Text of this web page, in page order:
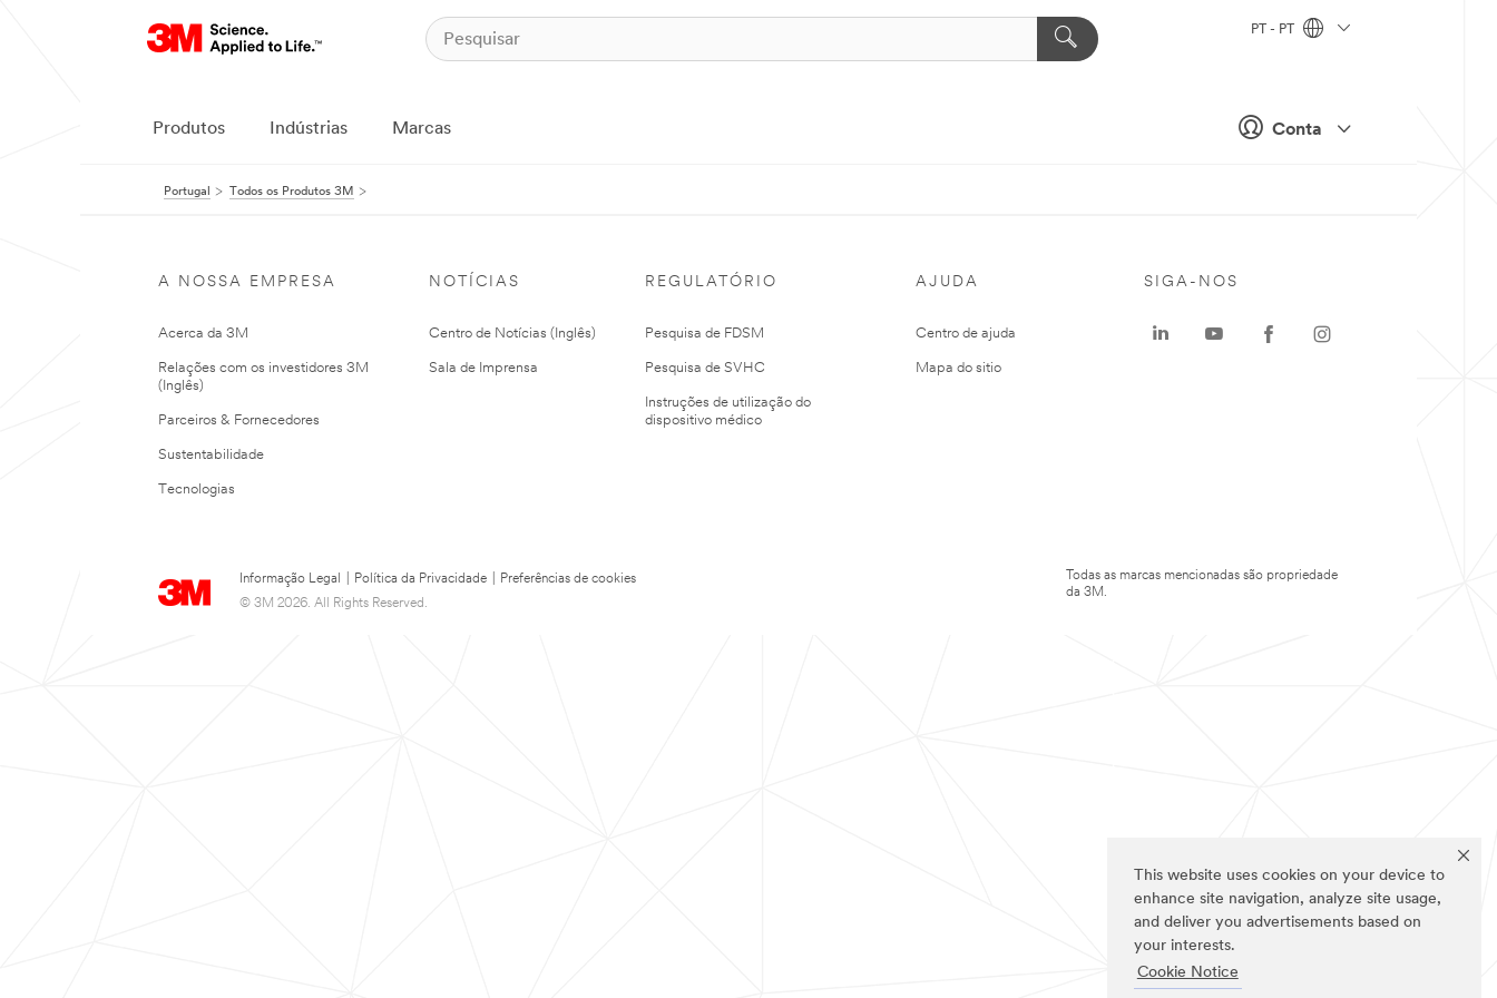
This website uses cookies on your device to
enhance site navigation, analyze site usage,
and deliver you advertisements based on
your interests.
Cookie Notice
Conta
PT - PT
Produtos Indústrias Marcas
Portugal Todos os Produtos 3M
A NOSSA EMPRESA
Acerca da 3M
Relações com os investidores 3M
(Inglês)
Parceiros & Fornecedores
Sustentabilidade
Tecnologias
NOTÍCIAS
Centro de Notícias (Inglês)
Sala de Imprensa
REGULATÓRIO
Pesquisa de FDSM
Pesquisa de SVHC
Instruções de utilização do
dispositivo médico
AJUDA
Centro de ajuda
Mapa do sitio
Informação Legal Política da Privacidade
Preferências de cookies
© 3M 2026. All Rights Reserved.
SIGA-NOS
Todas as marcas mencionadas são propriedade
da 3M.